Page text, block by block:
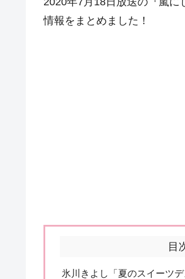
情報をまとめました！
目
氷川きよし「夏のスイーツデ